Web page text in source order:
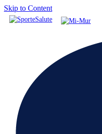
Skip to Content